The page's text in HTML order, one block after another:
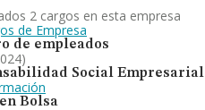
2 cargos en esta empresa
de Empresa
de empleados
Social Empresarial
Bolsa